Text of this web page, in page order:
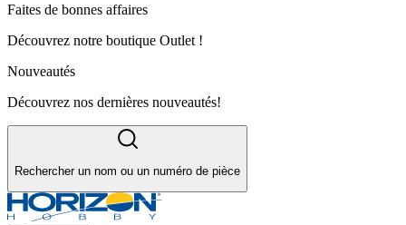
Faites de bonnes affaires
Découvrez notre boutique Outlet !
Nouveautés
Découvrez nos dernières nouveautés!
Rechercher un nom ou un numéro de pièce